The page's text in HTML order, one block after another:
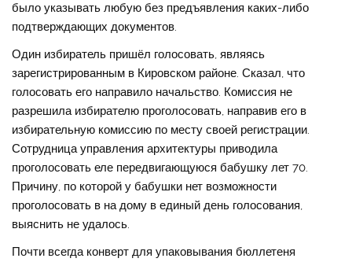
было указывать любую без предъявления каких-либо
подтверждающих документов.
Один избиратель пришёл голосовать, являясь
зарегистрированным в Кировском районе. Сказал, что
голосовать его направило начальство. Комиссия не
разрешила избирателю проголосовать, направив его в
избирательную комиссию по месту своей регистрации.
Сотрудница управления архитектуры приводила
проголосовать еле передвигающуюся бабушку лет 70.
Причину, по которой у бабушки нет возможности
проголосовать в на дому в единый день голосования,
выяснить не удалось.
Почти всегда конверт для упаковывания бюллетеня